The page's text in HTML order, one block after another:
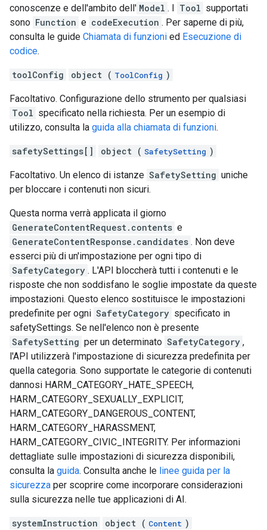
conoscenze e dell'ambito dell' Model . I Tool supportati
sono Function e codeExecution . Per saperne di più,
consulta le guide Chiamata di funzioni ed Esecuzione di
codice.
toolConfig object ( ToolConfig )
Facoltativo. Configurazione dello strumento per qualsiasi
Tool specificato nella richiesta. Per un esempio di
utilizzo, consulta la guida alla chiamata di funzioni.
safetySettings[] object ( SafetySetting )
Facoltativo. Un elenco di istanze SafetySetting uniche
per bloccare i contenuti non sicuri.
Questa norma verrà applicata il giorno
GenerateContentRequest.contents e
GenerateContentResponse.candidates . Non deve
esserci più di un'impostazione per ogni tipo di
SafetyCategory . L'API bloccherà tutti i contenuti e le
risposte che non soddisfano le soglie impostate da queste
impostazioni. Questo elenco sostituisce le impostazioni
predefinite per ogni SafetyCategory specificato in
safetySettings. Se nell'elenco non è presente
SafetySetting per un determinato SafetyCategory ,
l'API utilizzerà l'impostazione di sicurezza predefinita per
quella categoria. Sono supportate le categorie di contenuti
dannosi HARM_CATEGORY_HATE_SPEECH,
HARM_CATEGORY_SEXUALLY_EXPLICIT,
HARM_CATEGORY_DANGEROUS_CONTENT,
HARM_CATEGORY_HARASSMENT,
HARM_CATEGORY_CIVIC_INTEGRITY. Per informazioni
dettagliate sulle impostazioni di sicurezza disponibili,
consulta la guida. Consulta anche le linee guida per la
sicurezza per scoprire come incorporare considerazioni
sulla sicurezza nelle tue applicazioni di AI.
systemInstruction object ( Content )